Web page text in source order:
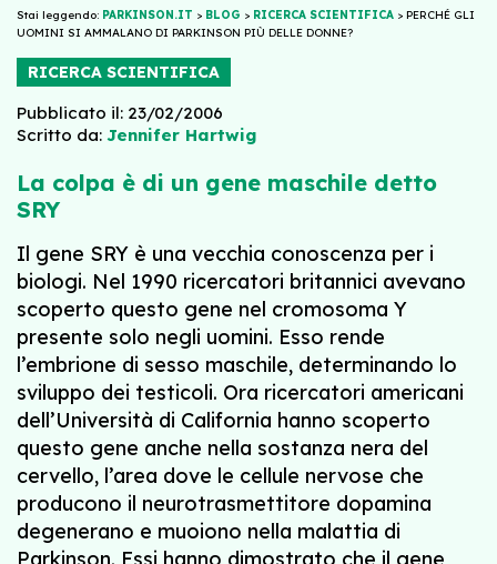
Stai leggendo: PARKINSON.IT > BLOG > RICERCA SCIENTIFICA > PERCHÉ GLI
UOMINI SI AMMALANO DI PARKINSON PIÙ DELLE DONNE?
RICERCA SCIENTIFICA
Pubblicato il: 23/02/2006
Scritto da: Jennifer Hartwig
La colpa è di un gene maschile detto
SRY
Il gene SRY è una vecchia conoscenza per i
biologi. Nel 1990 ricercatori britannici avevano
scoperto questo gene nel cromosoma Y
presente solo negli uomini. Esso rende
l’embrione di sesso maschile, determinando lo
sviluppo dei testicoli. Ora ricercatori americani
dell’Università di California hanno scoperto
questo gene anche nella sostanza nera del
cervello, l’area dove le cellule nervose che
producono il neurotrasmettitore dopamina
degenerano e muoiono nella malattia di
Parkinson. Essi hanno dimostrato che il gene